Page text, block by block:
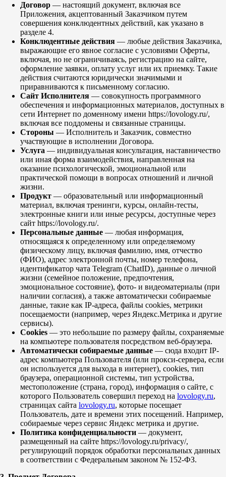
Договор — настоящий документ, включая все
Приложения, акцептованный Заказчиком путем
совершения конклюдентных действий, как указано в
разделе 4.
Конклюдентные действия — любые действия Заказчика,
выражающие его явное согласие с условиями Оферты,
включая, но не ограничиваясь, регистрацию на сайте,
оформление заявки, оплату услуг или их приемку. Такие
действия считаются юридически значимыми и
приравниваются к письменному согласию.
Сайт Исполнителя — совокупность программного
обеспечения и информационных материалов, доступных в
сети Интернет по доменному имени https://lovology.ru/,
включая все поддомены и связанные страницы.
Стороны — Исполнитель и Заказчик, совместно
участвующие в исполнении Договора.
Услуга — индивидуальная консультация, наставничество
или иная форма взаимодействия, направленная на
оказание психологической, эмоциональной или
практической помощи в вопросах отношений и личной
жизни.
Продукт — образовательный или информационный
материал, включая тренинги, курсы, онлайн-тесты,
электронные книги или иные ресурсы, доступные через
сайт https://lovology.ru/.
Персональные данные — любая информация,
относящаяся к определенному или определяемому
физическому лицу, включая фамилию, имя, отчество
(ФИО), адрес электронной почты, номер телефона,
идентификатор чата Telegram (ChatID), данные о личной
жизни (семейное положение, предпочтения,
эмоциональное состояние), фото- и видеоматериалы (при
наличии согласия), а также автоматически собираемые
данные, такие как IP-адреса, файлы cookies, метрики
посещаемости (например, через Яндекс.Метрика и другие
сервисы).
Cookies — это небольшие по размеру файлы, сохраняемые
на компьютере пользователя посредством веб-браузера.
Автоматически собираемые данные — сюда входит IP-
адрес компьютера Пользователя (или прокси-сервера, если
он используется для выхода в интернет), cookies, тип
браузера, операционной системы, тип устройства,
местоположение (страна, город), информация о сайте, с
которого Пользователь совершил переход на lovology.ru,
страницах сайта lovology.ru, которые посещает
Пользователь, дате и времени этих посещений. Например,
собираемые через сервис Яндекс метрика и другие.
Политика конфиденциальности — документ,
размещенный на сайте https://lovology.ru/privacy/,
регулирующий порядок обработки персональных данных
в соответствии с Федеральным законом № 152-ФЗ.